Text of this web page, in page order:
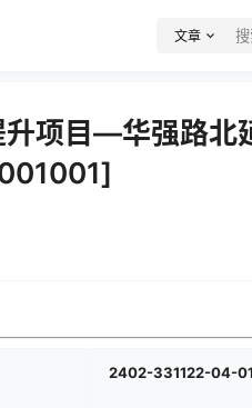
文章
项目—华强路北
2402-331122-04-